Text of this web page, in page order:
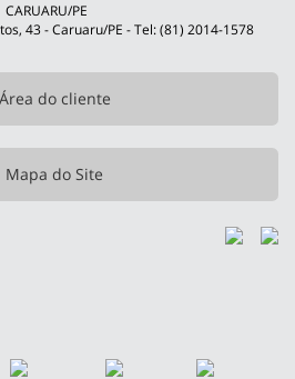
CARUARU/PE
43 - Caruaru/PE - Tel: (81) 2014-1578
Área do cliente
Mapa do Site